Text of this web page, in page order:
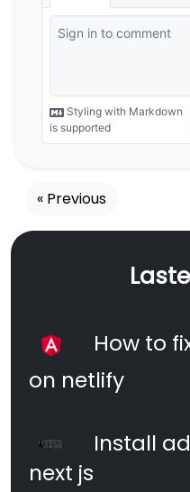
« Previous
How to
on netlify
Install
next js